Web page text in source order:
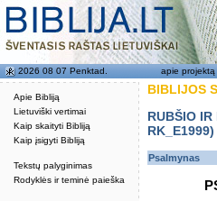
Apie Bibliją
Lietuviški vertimai
Kaip skaityti Bibliją
Kaip įsigyti Bibliją
Tekstų palyginimas
Rodyklės ir teminė paieška
2026 08 07 Penktad. apie projektą
BIBLIJOS
RUBŠIO
RK_E1999)
Psalmynas